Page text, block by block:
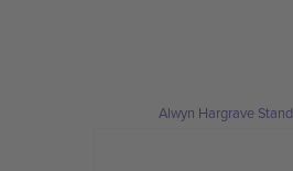
Alwyn Hargrave Stand